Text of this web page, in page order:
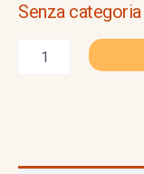
Senza categoria